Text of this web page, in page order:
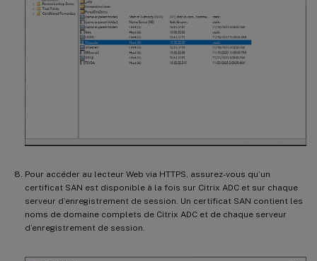
Pour accéder au lecteur Web via HTTPS, assurez-vous qu’un
certificat SAN est disponible à la fois sur Citrix ADC et sur chaque
serveur d’enregistrement de session. Un certificat SAN contient les
noms de domaine complets de Citrix ADC et de chaque serveur
d’enregistrement de session.